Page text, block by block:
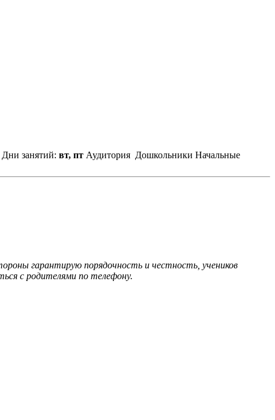
Дни занятий: вт, пт Аудитория Дошкольники Начальные
гарантирую порядочность и честность, учеников
с родителями по телефону.